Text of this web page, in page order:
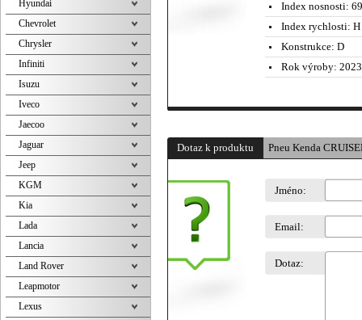
Index nosnosti:
Index rychlosti:
Konstrukce: D
Rok výroby:
Dotaz k produktu Pneu Kenda
Jméno:
Email:
Dotaz:
Hyundai
Chevrolet
Chrysler
Infiniti
Isuzu
Iveco
Jaecoo
Jaguar
Jeep
KGM
Kia
Lada
Lancia
Land Rover
Leapmotor
Lexus